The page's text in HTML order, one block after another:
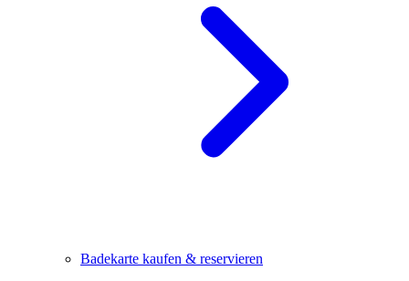
Badekarte kaufen & reservieren